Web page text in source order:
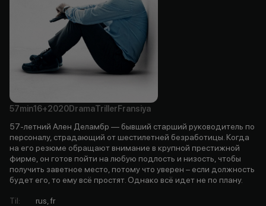
57min16+2020DramaTriller Fransiya
57-летний Ален Деламбр — бывший старший руководитель по
персоналу, страдающий от шестилетней безработицы. Когда
на его резюме обращают внимание в крупной престижной
фирме, он готов пойти на любую подлость и низость, чтобы
получить заветное место, потому что уверен – если должность
будет его, то ему всё простят. Однако всё идет не по плану.
Til:
rus, fr